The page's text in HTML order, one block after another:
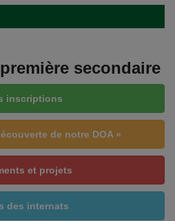
secondaire
inscriptions
de notre DOA »
et projets
des internats